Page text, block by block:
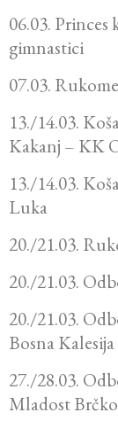
06.03.
gimnastici
07.03.
13./14.03.
Kakanj – KK
13./14.03.
Luka
20./21.03.
20./21.03.
20./21.03.
Bosna Kalesija
27./28.03.
Mladost Brčko